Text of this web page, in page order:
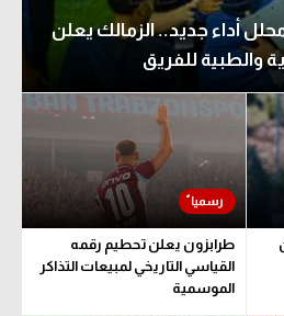
أداء جديد.. الزمالك يعلن
والطبية للفريق
طرابزون يعلن تحطيم رقمه
القياسي التاريخي لمبيعات التذاكر
الموسمية